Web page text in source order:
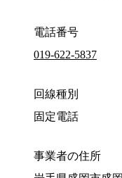
電話番号
019-622-5837
回線種別
固定電話
事業者の住所